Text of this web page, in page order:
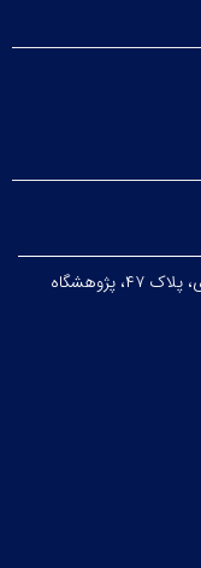
خ انقلاب، خیابان ابوریحان، خیابان نظری، پلاک ۴۷، پژوهشگاه